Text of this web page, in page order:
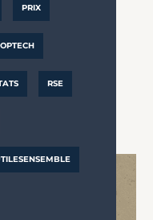
PRIX
RSE